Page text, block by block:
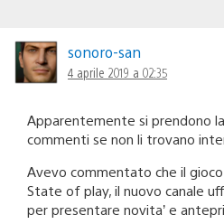
sonoro-san
4 aprile 2019 a 02:35
Apparentemente si prendono
commenti se non li trovano
Avevo commentato che il
State of play, il nuovo canale
per presentare novita’ e